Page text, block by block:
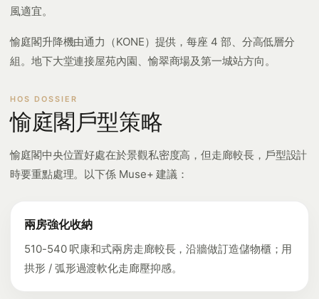
風適宜。
愉庭閣升降機由通力（KONE）提供，每座 4 部、分高低層分
組。地下大堂連接屋苑內園、愉翠商場及第一城站方向。
愉庭閣戶型策略
愉庭閣中央位置好處在於景觀私密度高，但走廊較長，戶型設計
時要重點處理。以下係 Muse+ 建議：
兩房強化收納
510-540 呎康和式兩房走廊較長，沿牆做訂造儲物櫃；用
拱形 / 弧形過渡軟化走廊壓抑感。